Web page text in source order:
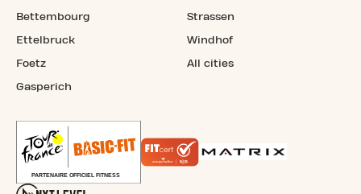
Bettembourg
Ettelbruck
Foetz
Gasperich
Strassen
Windhof
All cities